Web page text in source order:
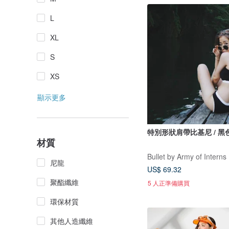
L
XL
S
XS
顯示更多
材質
尼龍
聚酯纖維
環保材質
其他人造纖維
特別形狀肩帶比基尼 / 黑
Bullet by Army of Interns
US$ 69.32
5 人正準備購買